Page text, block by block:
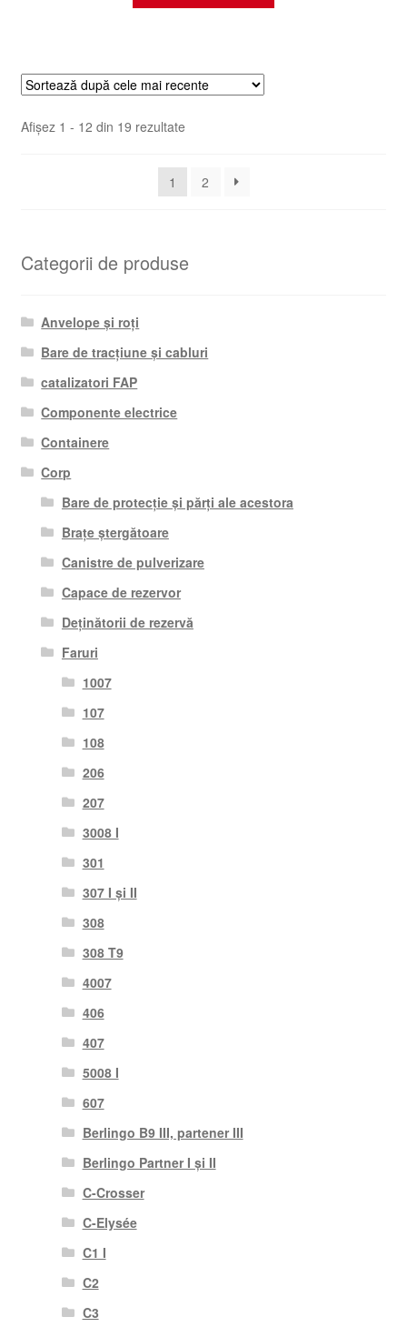
Afișez 1 - 12 din 19 rezultateSortat
cele
mai
1 2
Categorii de produse
Anvelope și roți
Bare de tracțiune și cabluri
catalizatori FAP
Componente electrice
Containere
Corp
Bare de protecție și părți ale acestora
Brațe ștergătoare
Canistre de pulverizare
Capace de rezervor
Deținătorii de rezervă
Faruri
1007
107
108
206
207
3008 I
301
307 I și II
308
308 T9
4007
406
407
5008 I
607
Berlingo B9 III, partener III
Berlingo Partner I și II
C-Crosser
C-Elysée
C1 I
C2
C3